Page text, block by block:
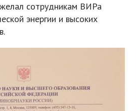
сотрудникам ВИРа
энергии и высоких